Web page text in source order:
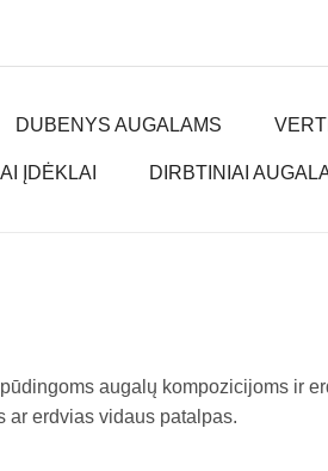
DUBENYS AUGALAMS
ĮDĖKLAI DIRBTINIAI
augalų kompozicijoms ir
ar erdvias vidaus patalpas.